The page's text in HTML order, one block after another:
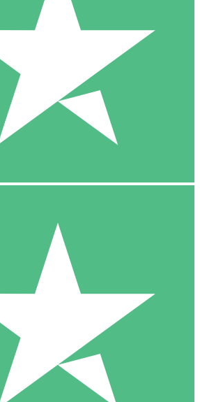
downloadtegoeden. Geen maandelijkse
1000
10 Downloaden
20 00